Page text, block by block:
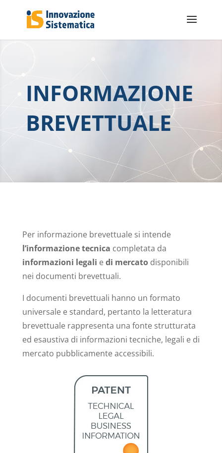
INFORMAZIONE
BREVETTUALE
Per informazione brevettuale si intende
l’informazione tecnica completata da
informazioni legali edi mercatodisponibili
nei documenti brevettuali.
I documenti brevettuali hanno un formato
universale e standard, pertanto la letteratura
brevettuale rappresenta una fonte strutturata
ed esaustiva di informazioni tecniche, legali e di
mercato pubblicamente accessibili.